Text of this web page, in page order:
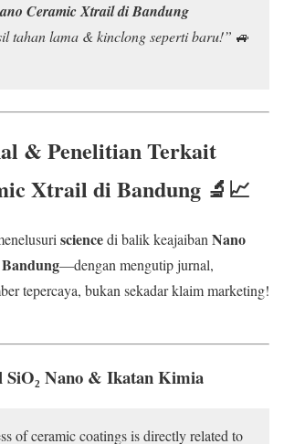
Ceramic Xtrail di Bandung
tahan lama & kinclong seperti baru!” 🚙
& Penelitian Terkait
Xtrail di Bandung 🔬📈
sciencedi balik keajaiban Nano
—dengan mengutip jurnal,
tepercaya, bukan sekadar klaim marketing!
SiO₂ Nano & Ikatan Kimia
of ceramic coatings is directly related to